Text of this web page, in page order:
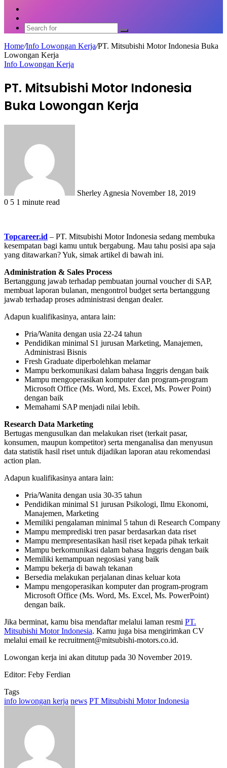
skin
Search
for
Home/Info Lowongan Kerja/PT. Mitsubishi Motor Indonesia Buka
Lowongan Kerja
Info Lowongan Kerja
PT. Mitsubishi Motor Indonesia
Buka Lowongan Kerja
Sherley Agnesia November 18, 2019
0 5 1 minute read
Topcareer.id – PT. Mitsubishi Motor Indonesia sedang membuka
kesempatan bagi kamu untuk bergabung. Mau tahu posisi apa saja
yang ditawarkan? Yuk, simak artikel di bawah ini.
Administration & Sales Process
Bertanggung jawab terhadap pembuatan journal voucher di SAP,
membuat laporan bulanan, mengontrol budget serta bertanggung
jawab terhadap proses administrasi dengan dealer.
Adapun kualifikasinya, antara lain:
Pria/Wanita dengan usia 22-24 tahun
Pendidikan minimal S1 jurusan Marketing, Manajemen,
Administrasi Bisnis
Fresh Graduate diperbolehkan melamar
Mampu berkomunikasi dalam bahasa Inggris dengan baik
Mampu mengoperasikan komputer dan program-program
Microsoft Office (Ms. Word, Ms. Excel, Ms. Power Point)
dengan baik
Memahami SAP menjadi nilai lebih.
Research Data Marketing
Bertugas mengusulkan dan melakukan riset (terkait pasar,
konsumen, maupun kompetitor) serta menganalisa dan menyusun
data statistik hasil riset untuk dijadikan laporan atau rekomendasi
action plan.
Adapun kualifikasinya antara lain:
Pria/Wanita dengan usia 30-35 tahun
Pendidikan minimal S1 jurusan Psikologi, Ilmu Ekonomi,
Manajemen, Marketing
Memiliki pengalaman minimal 5 tahun di Research Company
Mampu memprediski tren pasar berdasarkan data riset
Mampu mempresentasikan hasil riset kepada pihak terkait
Mampu berkomunikasi dalam bahasa Inggris dengan baik
Memiliki kemampuan negosiasi yang baik
Mampu bekerja di bawah tekanan
Bersedia melakukan perjalanan dinas keluar kota
Mampu mengoperasikan komputer dan program-program
Microsoft Office (Ms. Word, Ms. Excel, Ms. PowerPoint)
dengan baik.
Jika berminat, kamu bisa mendaftar melalui laman resmi PT.
Mitsubishi Motor Indonesia. Kamu juga bisa mengirimkan CV
melalui email ke recruitment@mitsubishi-motors.co.id.
Lowongan kerja ini akan ditutup pada 30 November 2019.
Editor: Feby Ferdian
Tags
info lowongan kerja news PT Mitsubishi Motor Indonesia